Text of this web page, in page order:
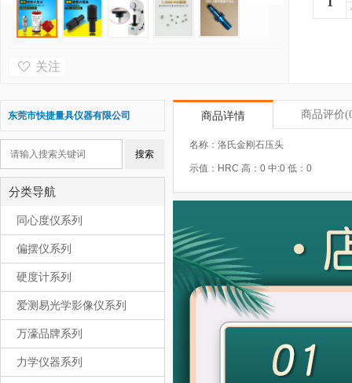
关注
商品详情 商品评价
名称：洛氏金刚石压头
示值：HRC 高：0 中:0 低：0
东莞市快捷量具仪器有限公司
分类导航
同心度仪系列
偏摆仪系列
硬度计系列
爱测易光学影像仪系列
万濠品牌系列
力学仪器系列